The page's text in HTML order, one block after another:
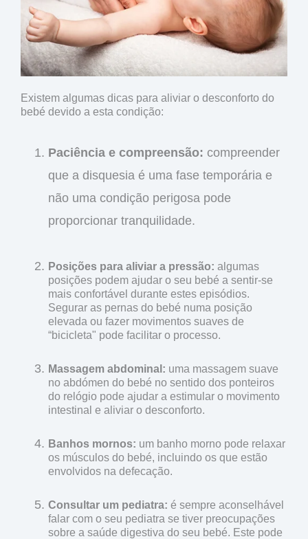
Existem algumas dicas para aliviar o desconforto do
bebé devido a esta condição:
Paciência e compreensão: compreender
que a disquesia é uma fase temporária e
não uma condição perigosa pode
proporcionar tranquilidade.
Posições para aliviar a pressão: algumas
posições podem ajudar o seu bebé a sentir-se
mais confortável durante estes episódios.
Segurar as pernas do bebé numa posição
elevada ou fazer movimentos suaves de
“bicicleta" pode facilitar o processo.
Massagem abdominal: uma massagem suave
no abdómen do bebé no sentido dos ponteiros
do relógio pode ajudar a estimular o movimento
intestinal e aliviar o desconforto.
Banhos mornos: um banho morno pode relaxar
os músculos do bebé, incluindo os que estão
envolvidos na defecação.
Consultar um pediatra: é sempre aconselhável
falar com o seu pediatra se tiver preocupações
sobre a saúde digestiva do seu bebé. Este pode